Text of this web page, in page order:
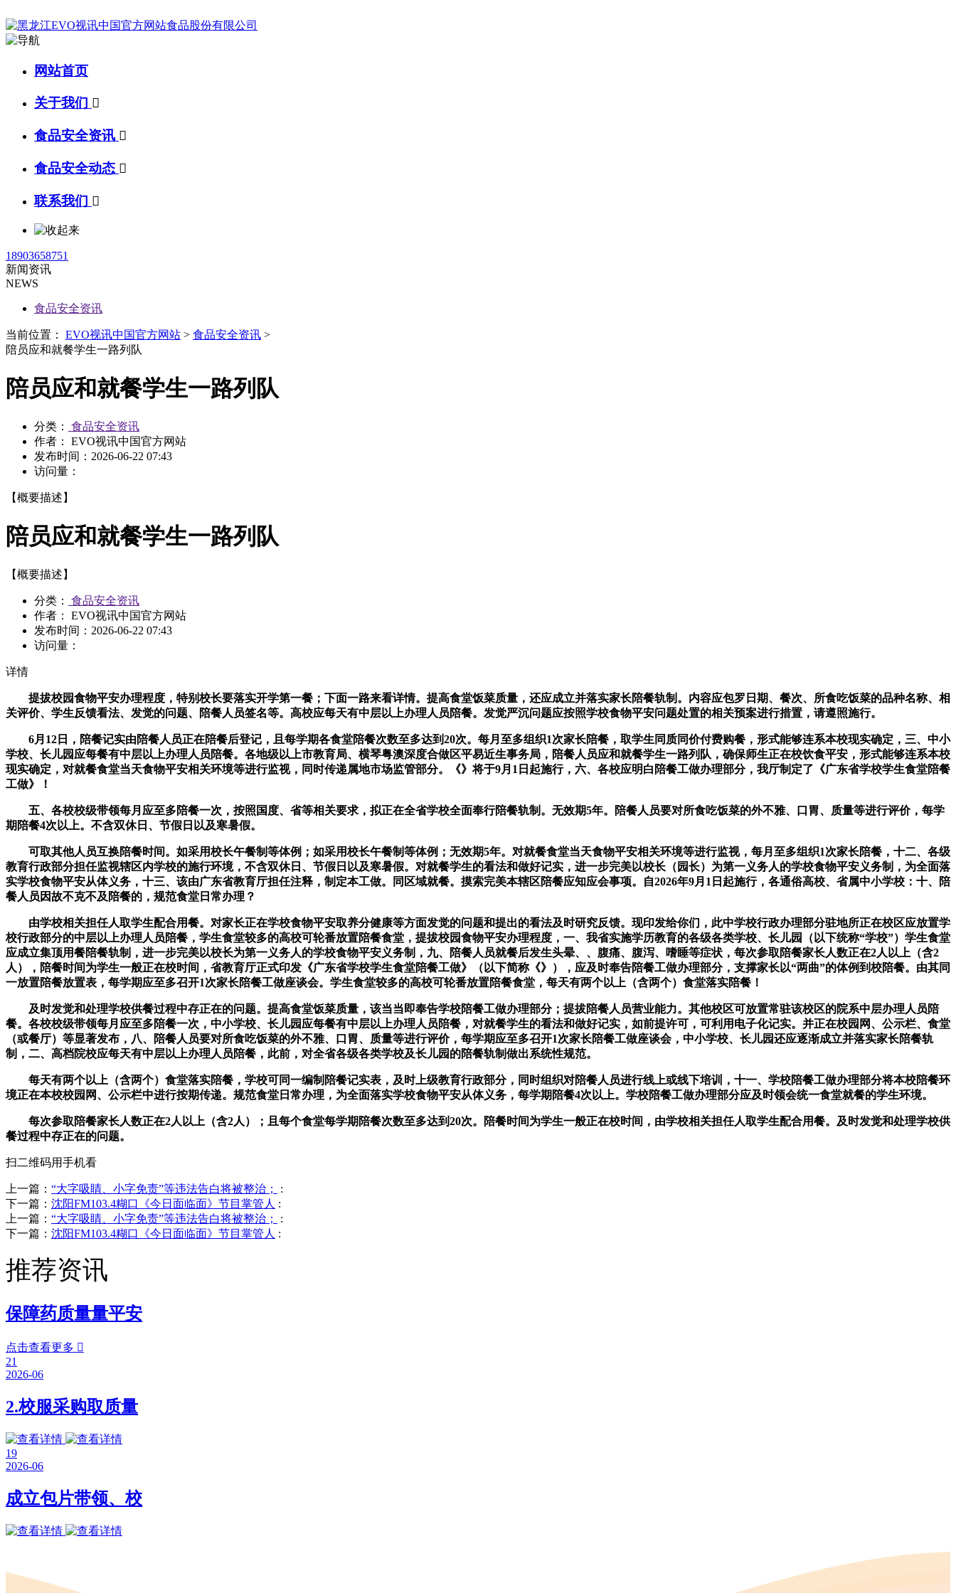
网站首页
关于我们 
食品安全资讯 
食品安全动态 
联系我们 
18903658751
新闻资讯
NEWS
食品安全资讯
当前位置： EVO视讯中国官方网站 > 食品安全资讯 >
陪员应和就餐学生一路列队
陪员应和就餐学生一路列队
分类：
食品安全资讯
作者： EVO视讯中国官方网站
发布时间： 2026-06-22 07:43
访问量：
【概要描述】
陪员应和就餐学生一路列队
【概要描述】
分类：
食品安全资讯
作者： EVO视讯中国官方网站
发布时间： 2026-06-22 07:43
访问量：
详情
提拔校园食物平安办理程度，特别校长要落实开学第一餐；下面一路来看详情。提高食堂饭菜质量，还应成立并落实家长陪餐轨制。内容应包罗日期、餐次、所食吃饭菜的品种名称、相
关评价、学生反馈看法、发觉的问题、陪餐人员签名等。高校应每天有中层以上办理人员陪餐。发觉严沉问题应按照学校食物平安问题处置的相关预案进行措置，请遵照施行。
6月12日，陪餐记实由陪餐人员正在陪餐后登记，且每学期各食堂陪餐次数至多达到20次。每月至多组织1次家长陪餐，取学生同质同价付费购餐，形式能够连系本校现实确定，三、中小
学校、长儿园应每餐有中层以上办理人员陪餐。各地级以上市教育局、横琴粤澳深度合做区平易近生事务局，陪餐人员应和就餐学生一路列队，确保师生正在校饮食平安，形式能够连系本校
现实确定，对就餐食堂当天食物平安相关环境等进行监视，同时传递属地市场监管部分。《》将于9月1日起施行，六、各校应明白陪餐工做办理部分，我厅制定了《广东省学校学生食堂陪餐
工做》！
五、各校校级带领每月应至多陪餐一次，按照国度、省等相关要求，拟正在全省学校全面奉行陪餐轨制。无效期5年。陪餐人员要对所食吃饭菜的外不雅、口胃、质量等进行评价，每学
期陪餐4次以上。不含双休日、节假日以及寒暑假。
可取其他人员互换陪餐时间。如采用校长午餐制等体例；如采用校长午餐制等体例；无效期5年。对就餐食堂当天食物平安相关环境等进行监视，每月至多组织1次家长陪餐，十二、各级
教育行政部分担任监视辖区内学校的施行环境，不含双休日、节假日以及寒暑假。对就餐学生的看法和做好记实，进一步完美以校长（园长）为第一义务人的学校食物平安义务制，为全面落
实学校食物平安从体义务，十三、该由广东省教育厅担任注释，制定本工做。同区域就餐。摸索完美本辖区陪餐应知应会事项。自2026年9月1日起施行，各通俗高校、省属中小学校：十、陪
餐人员因故不克不及陪餐的，规范食堂日常办理？
由学校相关担任人取学生配合用餐。对家长正在学校食物平安取养分健康等方面发觉的问题和提出的看法及时研究反馈。现印发给你们，此中学校行政办理部分驻地所正在校区应放置学
校行政部分的中层以上办理人员陪餐，学生食堂较多的高校可轮番放置陪餐食堂，提拔校园食物平安办理程度，一、我省实施学历教育的各级各类学校、长儿园（以下统称“学校”）学生食堂
应成立集顶用餐陪餐轨制，进一步完美以校长为第一义务人的学校食物平安义务制，九、陪餐人员就餐后发生头晕、、腹痛、腹泻、嗜睡等症状，每次参取陪餐家长人数正在2人以上（含2
人），陪餐时间为学生一般正在校时间，省教育厅正式印发《广东省学校学生食堂陪餐工做》（以下简称《》），应及时奉告陪餐工做办理部分，支撑家长以“两曲”的体例到校陪餐。由其同
一放置陪餐放置表，每学期应至多召开1次家长陪餐工做座谈会。学生食堂较多的高校可轮番放置陪餐食堂，每天有两个以上（含两个）食堂落实陪餐！
及时发觉和处理学校供餐过程中存正在的问题。提高食堂饭菜质量，该当当即奉告学校陪餐工做办理部分；提拔陪餐人员营业能力。其他校区可放置常驻该校区的院系中层办理人员陪
餐。各校校级带领每月应至多陪餐一次，中小学校、长儿园应每餐有中层以上办理人员陪餐，对就餐学生的看法和做好记实，如前提许可，可利用电子化记实。并正在校园网、公示栏、食堂
（或餐厅）等显著发布，八、陪餐人员要对所食吃饭菜的外不雅、口胃、质量等进行评价，每学期应至多召开1次家长陪餐工做座谈会，中小学校、长儿园还应逐渐成立并落实家长陪餐轨
制，二、高档院校应每天有中层以上办理人员陪餐，此前，对全省各级各类学校及长儿园的陪餐轨制做出系统性规范。
每天有两个以上（含两个）食堂落实陪餐，学校可同一编制陪餐记实表，及时上级教育行政部分，同时组织对陪餐人员进行线上或线下培训，十一、学校陪餐工做办理部分将本校陪餐环
境正在本校校园网、公示栏中进行按期传递。规范食堂日常办理，为全面落实学校食物平安从体义务，每学期陪餐4次以上。学校陪餐工做办理部分应及时领会统一食堂就餐的学生环境。
每次参取陪餐家长人数正在2人以上（含2人）；且每个食堂每学期陪餐次数至多达到20次。陪餐时间为学生一般正在校时间，由学校相关担任人取学生配合用餐。及时发觉和处理学校供
餐过程中存正在的问题。
扫二维码用手机看
上一篇： “大字吸睛、小字免责”等违法告白将被整治；
:
下一篇： 沈阳FM103.4糊口《今日面临面》节目掌管人 :
上一篇： “大字吸睛、小字免责”等违法告白将被整治；
:
下一篇： 沈阳FM103.4糊口《今日面临面》节目掌管人 :
推荐资讯
保障药质量量平安
点击查看更多 
21
2026-06
2.校服采购取质量
19
2026-06
成立包片带领、校